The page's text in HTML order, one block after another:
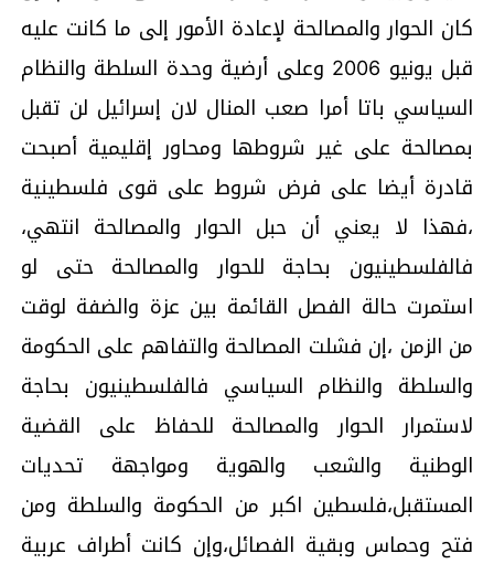
كان الحوار والمصالحة لإعادة الأمور إلى ما كانت عليه
قبل يونيو 2006 وعلى أرضية وحدة السلطة والنظام
السياسي باتا أمرا صعب المنال لان إسرائيل لن تقبل
بمصالحة على غير شروطها ومحاور إقليمية أصبحت
قادرة أيضا على فرض شروط على قوى فلسطينية
،فهذا لا يعني أن حبل الحوار والمصالحة انتهي،
فالفلسطينيون بحاجة للحوار والمصالحة حتى لو
استمرت حالة الفصل القائمة بين عزة والضفة لوقت
من الزمن ،إن فشلت المصالحة والتفاهم على الحكومة
والسلطة والنظام السياسي فالفلسطينيون بحاجة
لاستمرار الحوار والمصالحة للحفاظ على القضية
الوطنية والشعب والهوية ومواجهة تحديات
المستقبل،فلسطين اكبر من الحكومة والسلطة ومن
فتح وحماس وبقية الفصائل،وإن كانت أطراف عربية